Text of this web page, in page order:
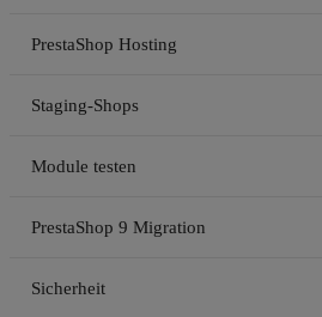
PrestaShop Hosting
Staging-Shops
Module testen
PrestaShop 9 Migration
Sicherheit